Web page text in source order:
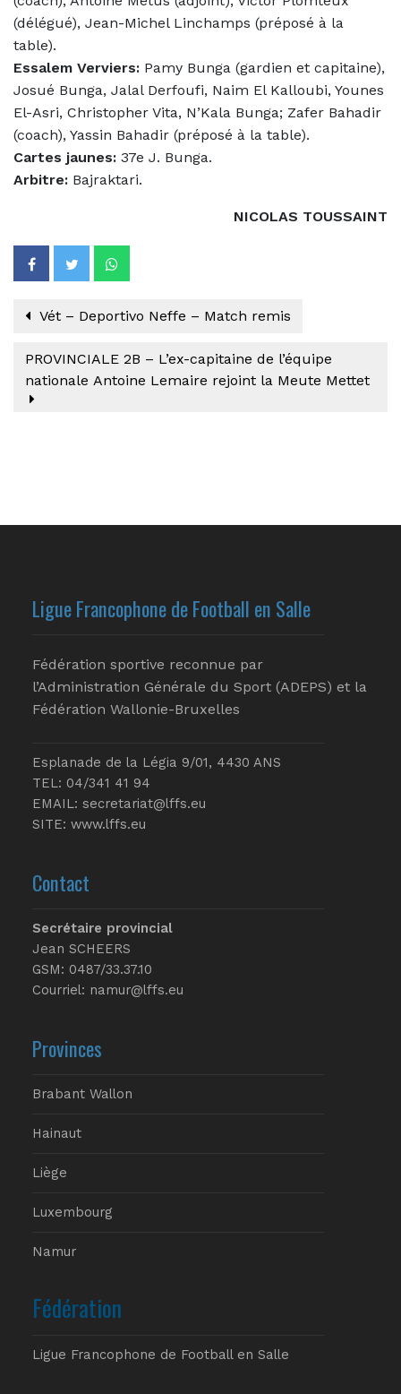
(délégué), Jean-Michel Linchamps (préposé à la
table).
Essalem Verviers: Pamy Bunga (gardien et capitaine),
Josué Bunga, Jalal Derfoufi, Naim El Kalloubi, Younes
El-Asri, Christopher Vita, N’Kala Bunga; Zafer Bahadir
(coach), Yassin Bahadir (préposé à la table).
Cartes jaunes: 37e J. Bunga.
Arbitre: Bajraktari.
NICOLAS TOUSSAINT
Vét – Deportivo Neffe – Match remis
PROVINCIALE 2B – L’ex-capitaine de l’équipe
nationale Antoine Lemaire rejoint la Meute Mettet
Ligue Francophone de Football en Salle
Fédération sportive reconnue par
l’Administration Générale du Sport (ADEPS) et la
Fédération Wallonie-Bruxelles
Esplanade de la Légia 9/01, 4430 ANS
TEL: 04/341 41 94
EMAIL: secretariat@lffs.eu
SITE: www.lffs.eu
Contact
Secrétaire provincial
Jean SCHEERS
GSM: 0487/33.37.10
Courriel: namur@lffs.eu
Provinces
Brabant Wallon
Hainaut
Liège
Luxembourg
Namur
Fédération
Ligue Francophone de Football en Salle